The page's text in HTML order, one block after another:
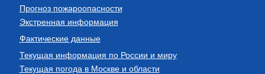
Прогноз пожароопасности
Экстренная информация
Фактические данные
Текущая информация по России и миру
Текущая погода в Москве и области